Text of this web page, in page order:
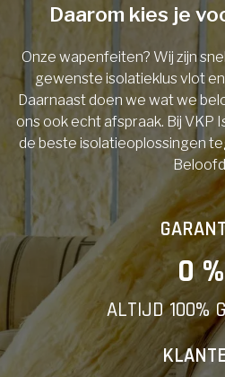
Vorige
Daarom kies je
Onze wapenfeiten? Wij zijn
gewenste isolatieklus vlot
Daarnaast doen we wat we
ons ook echt afspraak. Bij VKP
de beste isolatieoplossingen
0 %
ALTIJD 100%